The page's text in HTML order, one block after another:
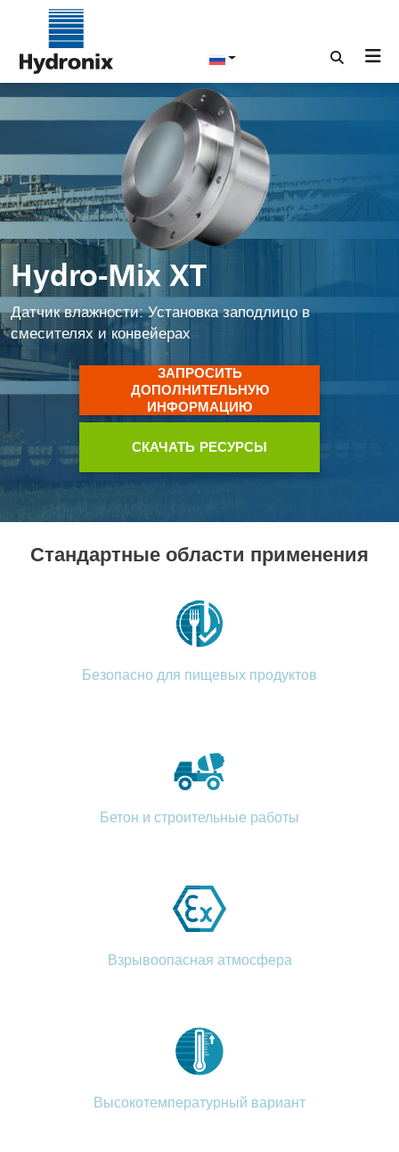
Hydro-Mix XT
Датчик влажности: Установка заподлицо в
смесителях и конвейерах
ЗАПРОСИТЬ
ДОПОЛНИТЕЛЬНУЮ
ИНФОРМАЦИЮ
СКАЧАТЬ РЕСУРСЫ
Стандартные области применения
Безопасно для пищевых продуктов
Бетон и строительные работы
Взрывоопасная атмосфера
Высокотемпературный вариант